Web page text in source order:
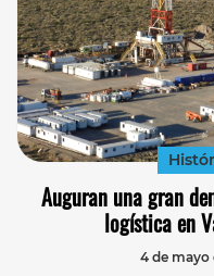
Auguran una gran
logística en
4 de mayo